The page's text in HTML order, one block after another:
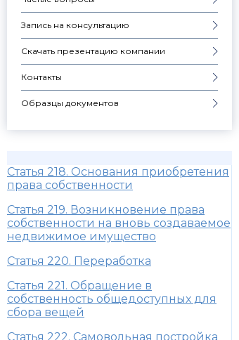
Запись на консультацию
Скачать презентацию компании
Контакты
Образцы документов
Статья 218. Основания приобретения
права собственности
Статья 219. Возникновение права
собственности на вновь создаваемое
недвижимое имущество
Статья 220. Переработка
Статья 221. Обращение в
собственность общедоступных для
сбора вещей
Статья 222. Самовольная постройка